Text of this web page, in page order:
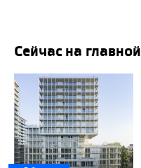
Сейчас на главной